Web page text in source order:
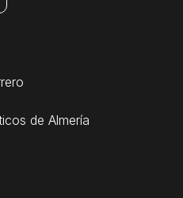
de Almería